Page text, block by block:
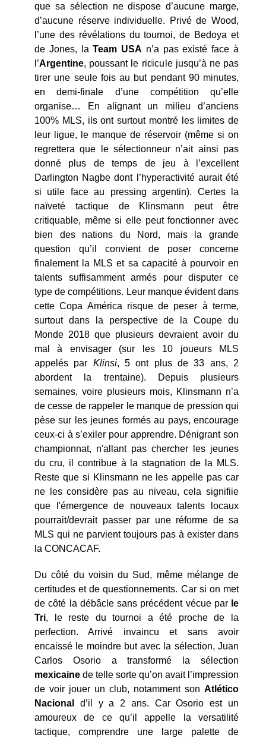
que sa sélection ne dispose d’aucune marge,
d’aucune réserve individuelle. Privé de Wood,
l’une des révélations du tournoi, de Bedoya et
de Jones, laTeam USA n’a pas existé face à
l’Argentine, poussant le ridicule jusqu’à ne pas
tirer une seule fois au but pendant 90 minutes,
en demi-finale d’une compétition qu’elle
organise… En alignant un milieu d’anciens
100% MLS, ils ont surtout montré les limites de
leur ligue, le manque de réservoir (même si on
regrettera que le sélectionneur n’ait ainsi pas
donné plus de temps de jeu à l’excellent
Darlington Nagbe dont l’hyperactivité aurait été
si utile face au pressing argentin). Certes la
naïveté tactique de Klinsmann peut être
critiquable, même si elle peut fonctionner avec
bien des nations du Nord, mais la grande
question qu’il convient de poser concerne
finalement la MLS et sa capacité à pourvoir en
talents suffisamment armés pour disputer ce
type de compétitions. Leur manque évident dans
cette Copa América risque de peser à terme,
surtout dans la perspective de la Coupe du
Monde 2018 que plusieurs devraient avoir du
mal à envisager (sur les 10 joueurs MLS
appelés par Klinsi, 5 ont plus de 33 ans, 2
abordent la trentaine). Depuis plusieurs
semaines, voire plusieurs mois, Klinsmann n’a
de cesse de rappeler le manque de pression qui
pèse sur les jeunes formés au pays, encourage
ceux-ci à s’exiler pour apprendre. Dénigrant son
championnat, n'allant pas chercher les jeunes
du cru, il contribue à la stagnation de la MLS.
Reste que si Klinsmann ne les appelle pas car
ne les considère pas au niveau, cela signifiie
que l'émergence de nouveaux talents locaux
pourrait/devrait passer par une réforme de sa
MLS qui ne parvient toujours pas à exister dans
la CONCACAF.
Du côté du voisin du Sud, même mélange de
certitudes et de questionnements. Car si on met
de côté la débâcle sans précédent vécue par le
Tri, le reste du tournoi a été proche de la
perfection. Arrivé invaincu et sans avoir
encaissé le moindre but avec la sélection, Juan
Carlos Osorio a transformé la sélection
mexicaine de telle sorte qu’on avait l’impression
de voir jouer un club, notamment son Atlético
Nacional
d’il y a 2 ans. Car Osorio est un
amoureux de ce qu’il appelle la versatilité
tactique, comprendre une large palette de